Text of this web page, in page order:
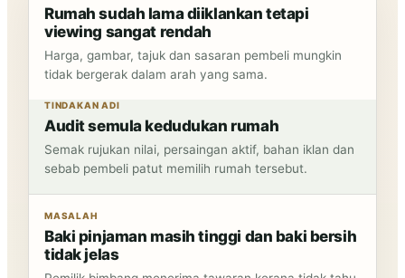
Rumah sudah lama diiklankan tetapi
viewing sangat rendah
Harga, gambar, tajuk dan sasaran pembeli mungkin
tidak bergerak dalam arah yang sama.
TINDAKAN ADI
Audit semula kedudukan rumah
Semak rujukan nilai, persaingan aktif, bahan iklan dan
sebab pembeli patut memilih rumah tersebut.
MASALAH
Baki pinjaman masih tinggi dan baki bersih
tidak jelas